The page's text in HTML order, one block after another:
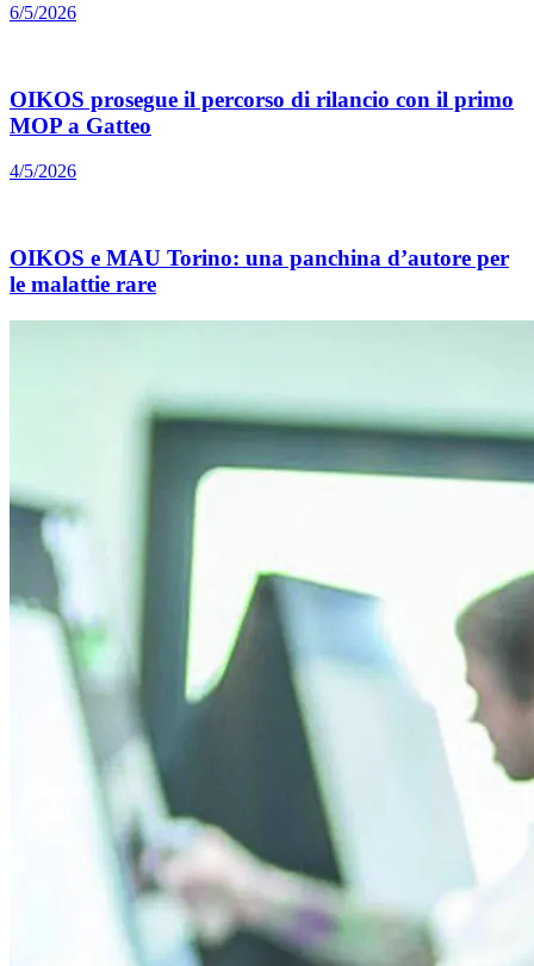
6/5/2026
OIKOS prosegue il percorso di rilancio con il primo
MOP a Gatteo
4/5/2026
OIKOS e MAU Torino: una panchina d’autore per
le malattie rare